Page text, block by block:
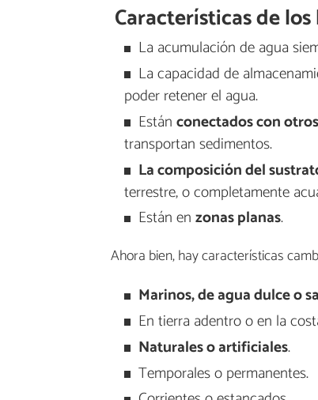
Características de
La acumulación de agua
La capacidad de
poder retener el agua.
Estánconectados con
transportan sedimentos.
La composición del
terrestre, o completamente
Están enzonas planas.
Ahora bien, hay características
Marinos, de agua dulce o
En tierra adentro o en la
Naturales o artificiales.
Temporales o permanentes.